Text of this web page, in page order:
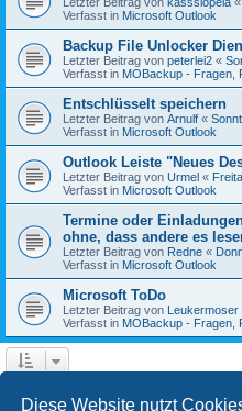
Diese Website nutzt
Verfasst in Microsoft Outlook
Backup File Unlocker
Letzter Beitrag von peterlei2 «
Verfasst in MOBackup - Fragen,
Entschlüsselt speichern
Letzter Beitrag von Arnulf «
Verfasst in Microsoft Outlook
Outlook Leiste "Neues
Letzter Beitrag von Urmel «
Verfasst in Microsoft Outlook
Termine oder
ohne, dass andere es
Letzter Beitrag von Redne «
Verfasst in Microsoft Outlook
Microsoft ToDo
Letzter Beitrag von Leukermoser
Verfasst in MOBackup - Fragen,